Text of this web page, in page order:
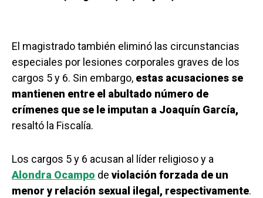
El magistrado también eliminó las circunstancias
especiales por lesiones corporales graves de los
cargos 5 y 6. Sin embargo, estas acusaciones se
mantienen entre el abultado número de
crímenes que se le imputan a Joaquín García,
resaltó la Fiscalía.
Los cargos 5 y 6 acusan al líder religioso y a
Alondra Ocampo de violación forzada de un
menor y relación sexual ilegal, respectivamente.